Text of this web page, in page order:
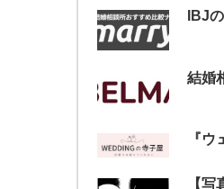
IBJ
結婚
『
【